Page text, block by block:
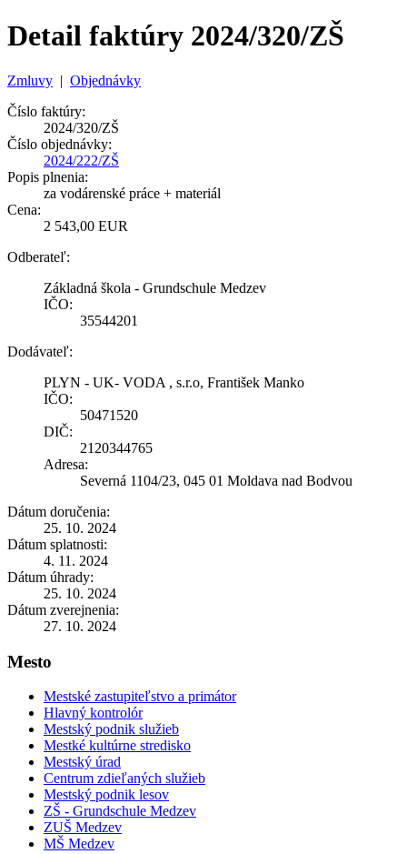
Detail faktúry 2024/320/ZŠ
Zmluvy | Objednávky
Číslo faktúry:
2024/320/ZŠ
Číslo objednávky:
2024/222/ZŠ
Popis plnenia:
za vodárenské práce + materiál
Cena:
2 543,00 EUR
Odberateľ:
Základná škola - Grundschule Medzev
IČO:
35544201
Dodávateľ:
PLYN - UK- VODA , s.r.o, František Manko
IČO:
50471520
DIČ:
2120344765
Adresa:
Severná 1104/23, 045 01 Moldava nad Bodvou
Dátum doručenia:
25. 10. 2024
Dátum splatnosti:
4. 11. 2024
Dátum úhrady:
25. 10. 2024
Dátum zverejnenia:
27. 10. 2024
Mesto
Mestské zastupiteľstvo a primátor
Hlavný kontrolór
Mestský podnik služieb
Mestké kultúrne stredisko
Mestský úrad
Centrum zdieľaných služieb
Mestský podnik lesov
ZŠ - Grundschule Medzev
ZUŠ Medzev
MŠ Medzev